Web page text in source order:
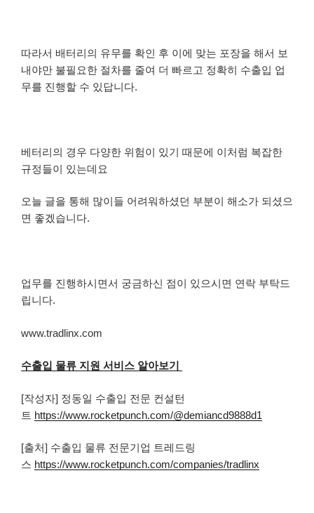
따라서 배터리의 유무를 확인 후 이에 맞는 포장을 해서 보
내야만 불필요한 절차를 줄여 더 빠르고 정확히 수출입 업
무를 진행할 수 있답니다.
베터리의 경우 다양한 위험이 있기 때문에 이처럼 복잡한
규정들이 있는데요
오늘 글을 통해 많이들 어려워하셨던 부분이 해소가 되셨으
면 좋겠습니다.
업무를 진행하시면서 궁금하신 점이 있으시면 연락 부탁드
립니다.
www.tradlinx.com
수출입 물류 지원 서비스 알아보기
[작성자] 정동일 수출입 전문 컨설턴
트 https://www.rocketpunch.com/@demiancd9888d1
[출처] 수출입 물류 전문기업 트레드링
스 https://www.rocketpunch.com/companies/tradlinx